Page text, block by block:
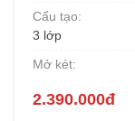
Cấu tạo:
3 lớp
Mở két:
2.390.000đ